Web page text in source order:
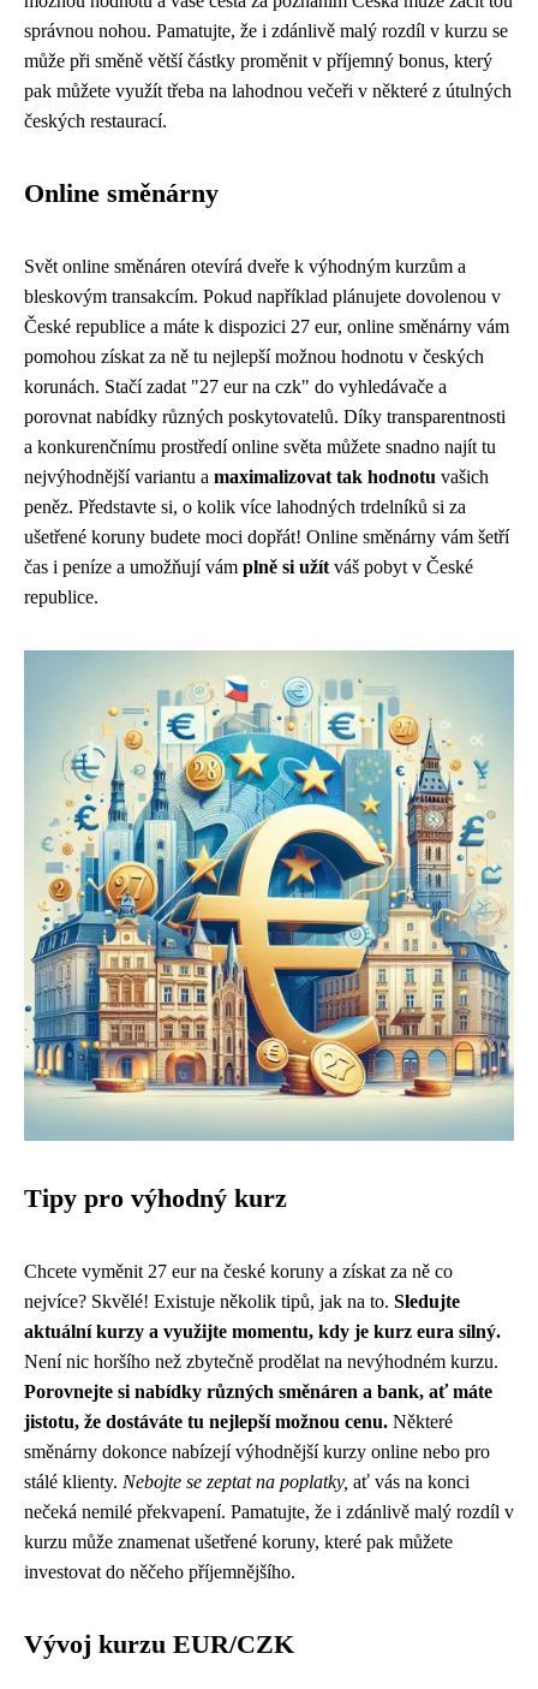
správnou nohou. Pamatujte, že i zdánlivě malý rozdíl v kurzu se
může při směně větší částky proměnit v příjemný bonus, který
pak můžete využít třeba na lahodnou večeři v některé z útulných
českých restaurací.
Online směnárny
Svět online směnáren otevírá dveře k výhodným kurzům a
bleskovým transakcím. Pokud například plánujete dovolenou v
České republice a máte k dispozici 27 eur, online směnárny vám
pomohou získat za ně tu nejlepší možnou hodnotu v českých
korunách. Stačí zadat "27 eur na czk" do vyhledávače a
porovnat nabídky různých poskytovatelů. Díky transparentnosti
a konkurenčnímu prostředí online světa můžete snadno najít tu
nejvýhodnější variantu a maximalizovat tak hodnotu vašich
peněz. Představte si, o kolik více lahodných trdelníků si za
ušetřené koruny budete moci dopřát! Online směnárny vám šetří
čas i peníze a umožňují vám plně si užít váš pobyt v České
republice.
Tipy pro výhodný kurz
Chcete vyměnit 27 eur na české koruny a získat za ně co
nejvíce? Skvělé! Existuje několik tipů, jak na to. Sledujte
aktuální kurzy a využijte momentu, kdy je kurz eura silný.
Není nic horšího než zbytečně prodělat na nevýhodném kurzu.
Porovnejte si nabídky různých směnáren a bank, ať máte
jistotu, že dostáváte tu nejlepší možnou cenu. Některé
směnárny dokonce nabízejí výhodnější kurzy online nebo pro
stálé klienty. Nebojte se zeptat na poplatky, ať vás na konci
nečeká nemilé překvapení. Pamatujte, že i zdánlivě malý rozdíl v
kurzu může znamenat ušetřené koruny, které pak můžete
investovat do něčeho příjemnějšího.
Vývoj kurzu EUR/CZK